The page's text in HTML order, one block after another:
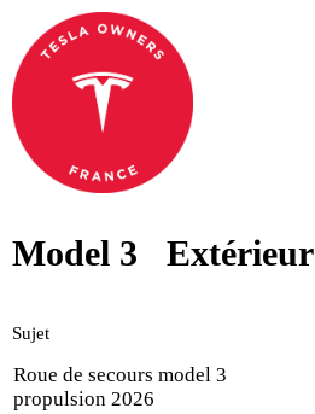
Model 3 Extérieur
Sujet
Roue de secours model 3
propulsion 2026